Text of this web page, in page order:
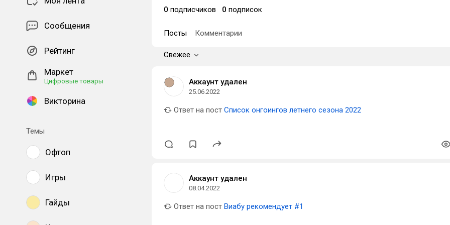
Сообщения
Рейтинг
Маркет
Цифровые товары
Викторина
Темы
Офтоп
Игры
Гайды
0 подписчиков 0 подписок
Посты Комментарии
Свежее
Аккаунт удален
25.06.2022
Ответ на пост Список онгоингов летнего сезона 2022
Аккаунт удален
08.04.2022
Ответ на пост Виабу рекомендует #1